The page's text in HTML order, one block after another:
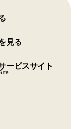
見る
ービスサイト